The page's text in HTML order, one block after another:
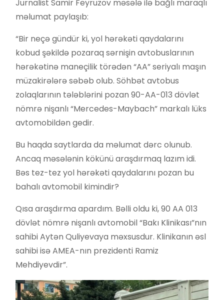
Jurnalist Samir Feyruzov məsələ ilə bağlı maraqlı
məlumat paylaşıb:
“Bir neçə gündür ki, yol hərəkəti qaydalarını
kobud şəkildə pozaraq sərnişin avtobuslarının
hərəkətinə maneçilik törədən “AA” seriyalı maşın
müzakirələrə səbəb olub. Söhbət avtobus
zolaqlarının tələblərini pozan 90-AA-013 dövlət
nömrə nişanlı “Mercedes-Maybach” markalı lüks
avtomobildən gedir.
Bu haqda saytlarda da məlumat dərc olunub.
Ancaq məsələnin kökünü araşdırmaq lazım idi.
Bəs tez-tez yol hərəkəti qaydalarını pozan bu
bahalı avtomobil kimindir?
Qısa araşdırma apardım. Bəlli oldu ki, 90 AA 013
dövlət nömrə nişanlı avtomobil “Bakı Klinikası”nın
sahibi Aytən Quliyevaya məxsusdur. Klinikanın əsl
sahibi isə AMEA-nın prezidenti Ramiz
Mehdiyevdir”.